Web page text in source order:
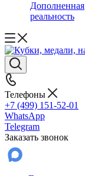
Дополненная
реальность
Телефоны
+7 (499) 151-52-01
WhatsApp
Telegram
Заказать звонок